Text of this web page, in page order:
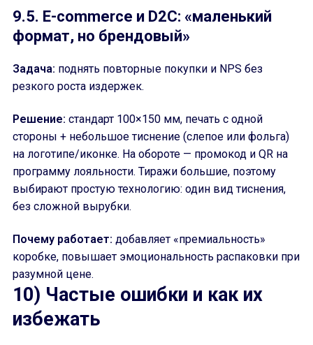
9.5. E-commerce и D2C: «маленький
формат, но брендовый»
Задача: поднять повторные покупки и NPS без
резкого роста издержек.
Решение: стандарт 100×150 мм, печать с одной
стороны + небольшое тиснение (слепое или фольга)
на логотипе/иконке. На обороте — промокод и QR на
программу лояльности. Тиражи большие, поэтому
выбирают простую технологию: один вид тиснения,
без сложной вырубки.
Почему работает: добавляет «премиальность»
коробке, повышает эмоциональность распаковки при
разумной цене.
10) Частые ошибки и как их
избежать